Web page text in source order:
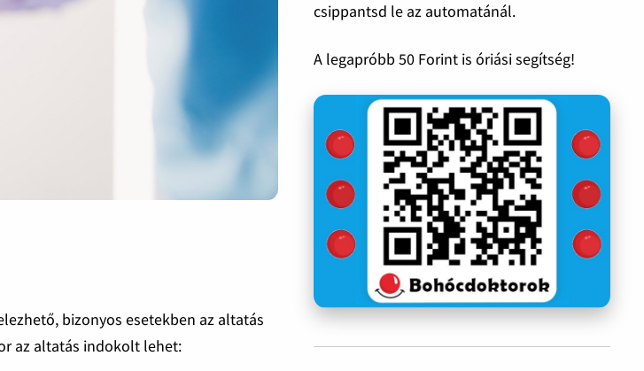
bizonyos esetekben az altatás
az altatás indokolt lehet:
csippantsd le az automatánál.
A legapróbb 50 Forint is óriási segítség!